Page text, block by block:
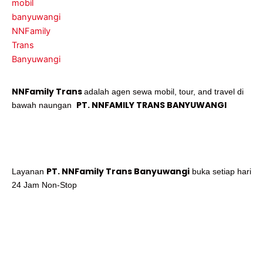
NNFamily Transadalah agen sewa mobil, tour, and travel di
bawah naungan PT. NNFAMILY TRANS BANYUWANGI
Layanan PT. NNFamily Trans Banyuwangi buka setiap hari
24 Jam Non-Stop